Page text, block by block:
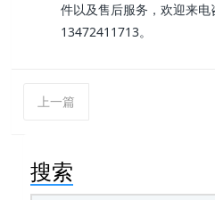
件以及售后服务，欢迎来
13472411713。
上一篇
搜索